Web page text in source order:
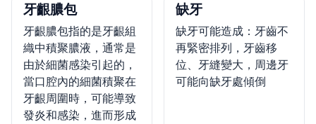
牙齦膿包
牙齦膿包指的是牙齦組
織中積聚膿液，通常是
由於細菌感染引起的，
當口腔內的細菌積聚在
牙齦周圍時，可能導致
發炎和感染，進而形成
缺牙
缺牙可能造成：牙齒不
再緊密排列，牙齒移
位、牙縫變大，周邊牙
可能向缺牙處傾倒